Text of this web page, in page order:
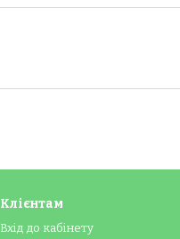
Клієнтам
Вхід до кабінету